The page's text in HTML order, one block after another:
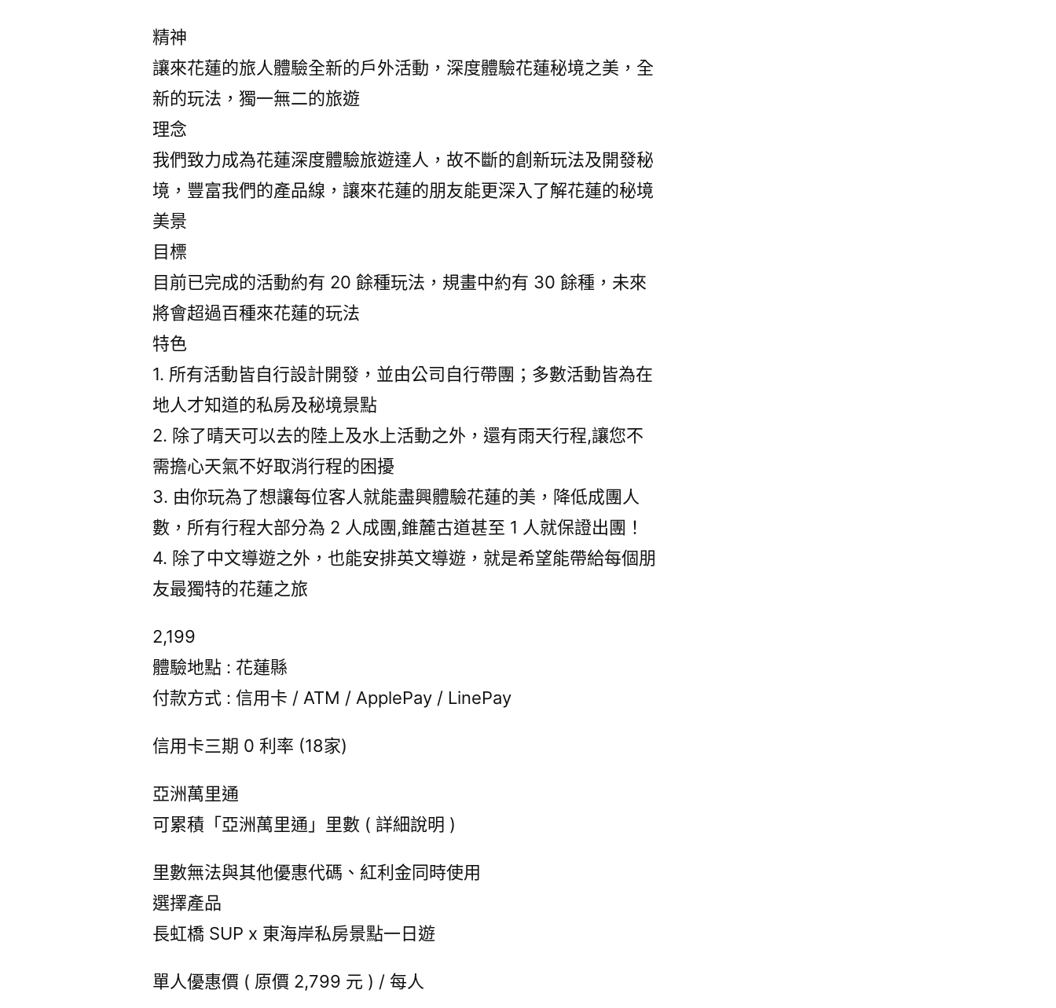
精神
讓來花蓮的旅人體驗全新的戶外活動，深度體驗花蓮秘境之美，全
新的玩法，獨一無二的旅遊
理念
我們致力成為花蓮深度體驗旅遊達人，故不斷的創新玩法及開發秘
境，豐富我們的產品線，讓來花蓮的朋友能更深入了解花蓮的秘境
美景
目標
目前已完成的活動約有 20 餘種玩法，規畫中約有 30 餘種，未來
將會超過百種來花蓮的玩法
特色
1. 所有活動皆自行設計開發，並由公司自行帶團；多數活動皆為在
地人才知道的私房及秘境景點
2. 除了晴天可以去的陸上及水上活動之外，還有雨天行程,讓您不
需擔心天氣不好取消行程的困擾
3. 由你玩為了想讓每位客人就能盡興體驗花蓮的美，降低成團人
數，所有行程大部分為 2 人成團,錐麓古道甚至 1 人就保證出團！
4. 除了中文導遊之外，也能安排英文導遊，就是希望能帶給每個朋
友最獨特的花蓮之旅
2,199
體驗地點 : 花蓮縣
付款方式 : 信用卡 / ATM / ApplePay / LinePay
信用卡三期 0 利率 (18家)
亞洲萬里通
可累積「亞洲萬里通」里數 ( 詳細說明 )
里數無法與其他優惠代碼、紅利金同時使用
選擇產品
長虹橋 SUP x 東海岸私房景點一日遊
單人優惠價 ( 原價 2,799 元 ) / 每人